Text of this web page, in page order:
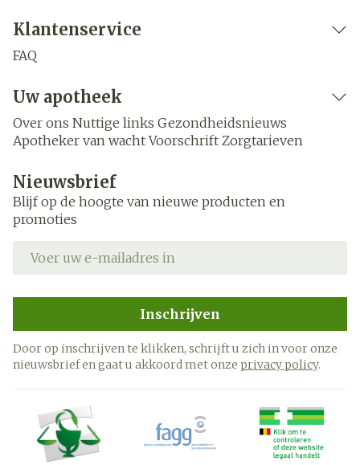
Klantenservice
FAQ
Uw apotheek
Over ons Nuttige links Gezondheidsnieuws
Apotheker van wacht Voorschrift Zorgtarieven
Nieuwsbrief
Blijf op de hoogte van nieuwe producten en
promoties
Inschrijven
Door op inschrijven te klikken, schrijft u zich in voor onze
nieuwsbrief en gaat u akkoord met onze privacy policy.